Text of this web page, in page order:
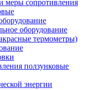
меры сопротивления
оборудование
термометры)
ползунковые
энергии